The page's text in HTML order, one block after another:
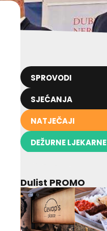
SPROVODI
SJEĆANJA
NATJEČAJI
DEŽURNE LJEKARNE
Dulist PROMO